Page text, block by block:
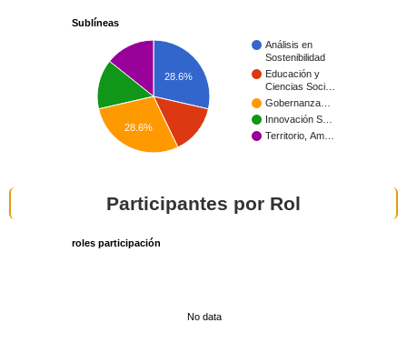
Sublíneas
Análisis en
Sostenibilidad
Educación y
Ciencias Soci…
Gobernanza…
Innovación S…
Territorio, Am…
28.6%
28.6%
Participantes por Rol
roles participación
No data